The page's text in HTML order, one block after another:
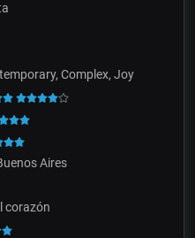
Complex, Joy
Aires
corazón